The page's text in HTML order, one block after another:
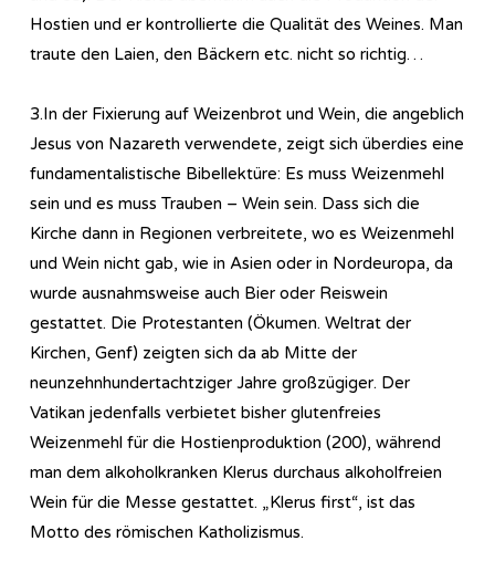
Hostien und er kontrollierte die Qualität des Weines. Man
traute den Laien, den Bäckern etc. nicht so richtig…
3.In der Fixierung auf Weizenbrot und Wein, die angeblich
Jesus von Nazareth verwendete, zeigt sich überdies eine
fundamentalistische Bibellektüre: Es muss Weizenmehl
sein und es muss Trauben – Wein sein. Dass sich die
Kirche dann in Regionen verbreitete, wo es Weizenmehl
und Wein nicht gab, wie in Asien oder in Nordeuropa, da
wurde ausnahmsweise auch Bier oder Reiswein
gestattet. Die Protestanten (Ökumen. Weltrat der
Kirchen, Genf) zeigten sich da ab Mitte der
neunzehnhundertachtziger Jahre großzügiger. Der
Vatikan jedenfalls verbietet bisher glutenfreies
Weizenmehl für die Hostienproduktion (200), während
man dem alkoholkranken Klerus durchaus alkoholfreien
Wein für die Messe gestattet. „Klerus first“, ist das
Motto des römischen Katholizismus.